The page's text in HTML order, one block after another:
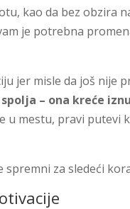
kao da bez obzira
je potrebna
jer misle da još nije
– ona kreće
u mestu, pravi putevi
za sledeći